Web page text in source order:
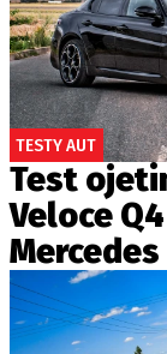
TESTY AUT
Test
Veloce
Mercedes